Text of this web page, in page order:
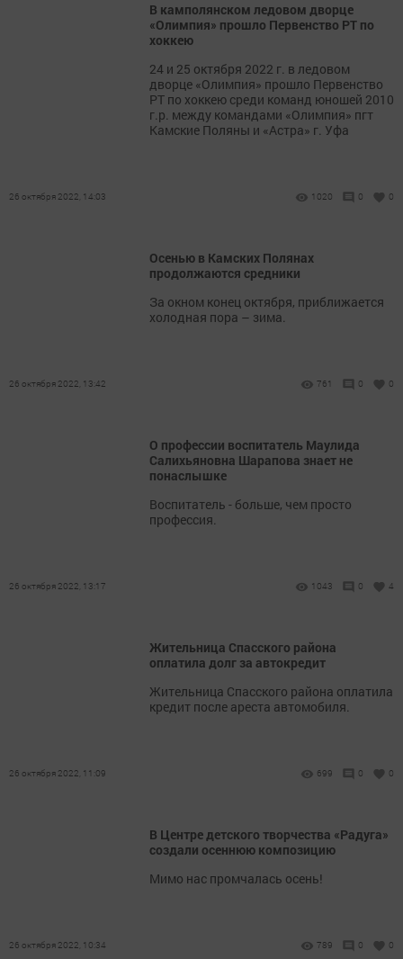
В камполянском ледовом дворце
«Олимпия» прошло Первенство РТ по
хоккею
24 и 25 октября 2022 г. в ледовом
дворце «Олимпия» прошло Первенство
РТ по хоккею среди команд юношей 2010
г.р. между командами «Олимпия» пгт
Камские Поляны и «Астра» г. Уфа
26 октября 2022, 14:03 1020 0 0
Осенью в Камских Полянах
продолжаются средники
За окном конец октября, приближается
холодная пора – зима.
26 октября 2022, 13:42 761 0 0
О профессии воспитатель Маулида
Салихьяновна Шарапова знает не
понаслышке
Воспитатель - больше, чем просто
профессия.
26 октября 2022, 13:17 1043 0 4
Жительница Спасского района
оплатила долг за автокредит
Жительница Спасского района оплатила
кредит после ареста автомобиля.
26 октября 2022, 11:09 699 0 0
В Центре детского творчества «Радуга»
создали осеннюю композицию
Мимо нас промчалась осень!
26 октября 2022, 10:34 789 0 0